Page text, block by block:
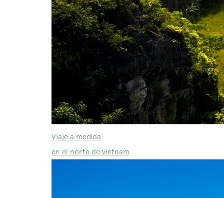
Viaje a medida
en el norte de vietnam